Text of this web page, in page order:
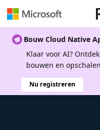
Bouw Cloud Native
Klaar voor AI?
bouwen en
Nu registreren